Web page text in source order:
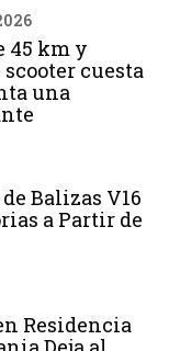
45 km y
cuesta
una
Balizas V16
a Partir de
Residencia